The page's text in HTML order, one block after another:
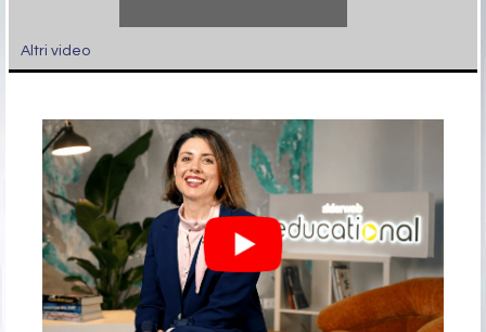
Altri video